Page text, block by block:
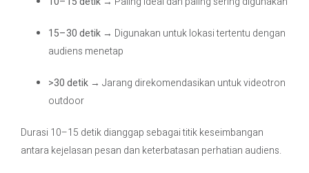
15–30 detik → Digunakan untuk lokasi tertentu dengan
audiens menetap
>30 detik → Jarang direkomendasikan untuk videotron
outdoor
Durasi 10–15 detik dianggap sebagai titik keseimbangan
antara kejelasan pesan dan keterbatasan perhatian audiens.